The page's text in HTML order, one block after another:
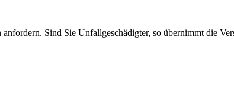
Sind Sie Unfallgeschädigter, so übernimmt die